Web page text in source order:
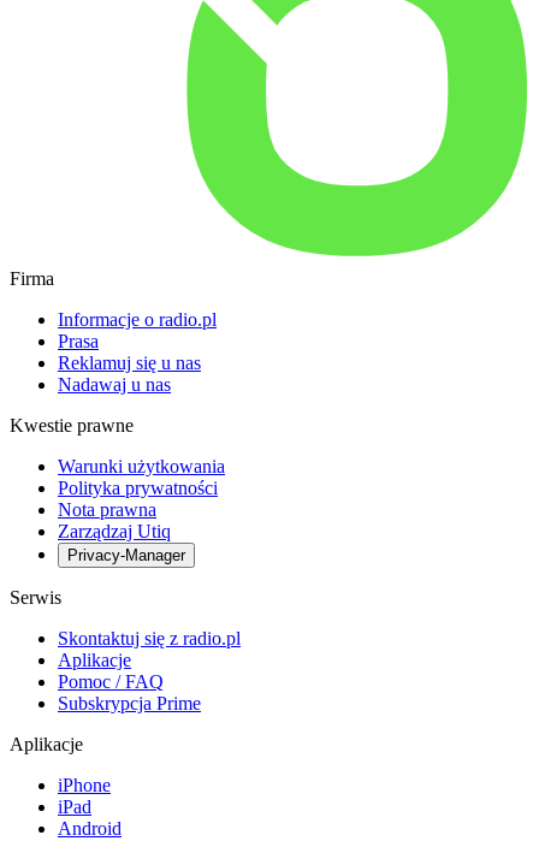
Firma
Informacje o radio.pl
Prasa
Reklamuj się u nas
Nadawaj u nas
Kwestie prawne
Warunki użytkowania
Polityka prywatności
Nota prawna
Zarządzaj Utiq
Privacy-Manager
Serwis
Skontaktuj się z radio.pl
Aplikacje
Pomoc / FAQ
Subskrypcja Prime
Aplikacje
iPhone
iPad
Android